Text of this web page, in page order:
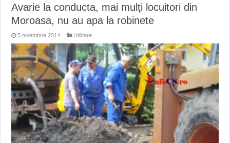
Avarie la conducta, mai mulţi locuitori din
Moroasa, nu au apa la robinete
5 noiembrie 2014 Utilitare